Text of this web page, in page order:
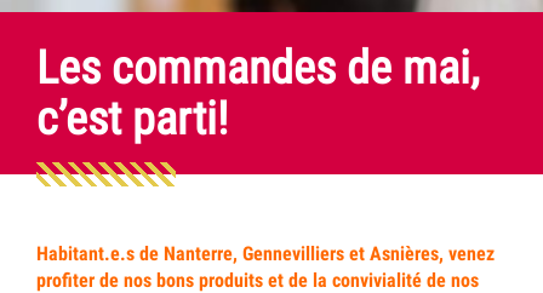
Les commandes de mai,
c’est parti!
Habitant.e.s de Nanterre, Gennevilliers et Asnières, venez
profiter de nos bons produits et de la convivialité de nos